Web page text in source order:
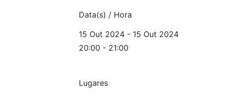
Data(s) / Hora
15 Out 2024 - 15 Out 2024
20:00 - 21:00
Lugares